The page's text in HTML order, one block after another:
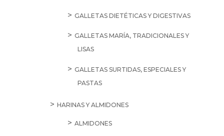
GALLETAS DIETÉTICAS Y DIGESTIVAS
GALLETAS MARÍA, TRADICIONALES Y
LISAS
GALLETAS SURTIDAS, ESPECIALES Y
PASTAS
HARINAS Y ALMIDONES
ALMIDONES